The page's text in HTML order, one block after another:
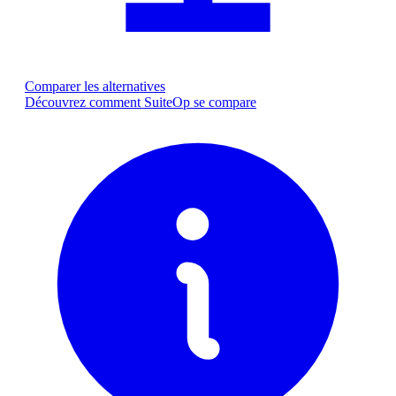
Comparer les alternatives
Découvrez comment SuiteOp se compare